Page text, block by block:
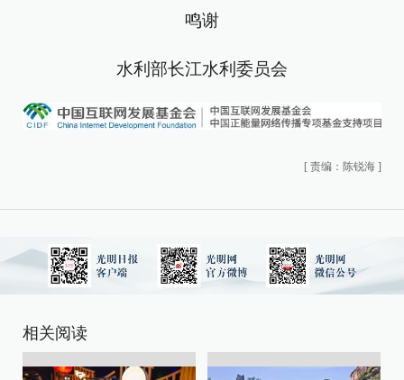
鸣谢
水利部长江水利委员会
[ 责编：陈锐海 ]
相关阅读